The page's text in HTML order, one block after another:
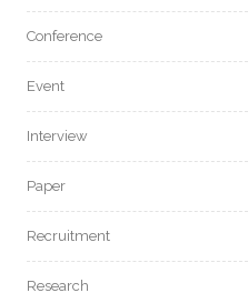
Conference
Event
Interview
Paper
Recruitment
Research